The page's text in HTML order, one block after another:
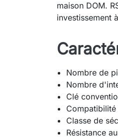
maison DOM.
investissement
Nombre de
Nombre
Clé
Classe de
Résistance